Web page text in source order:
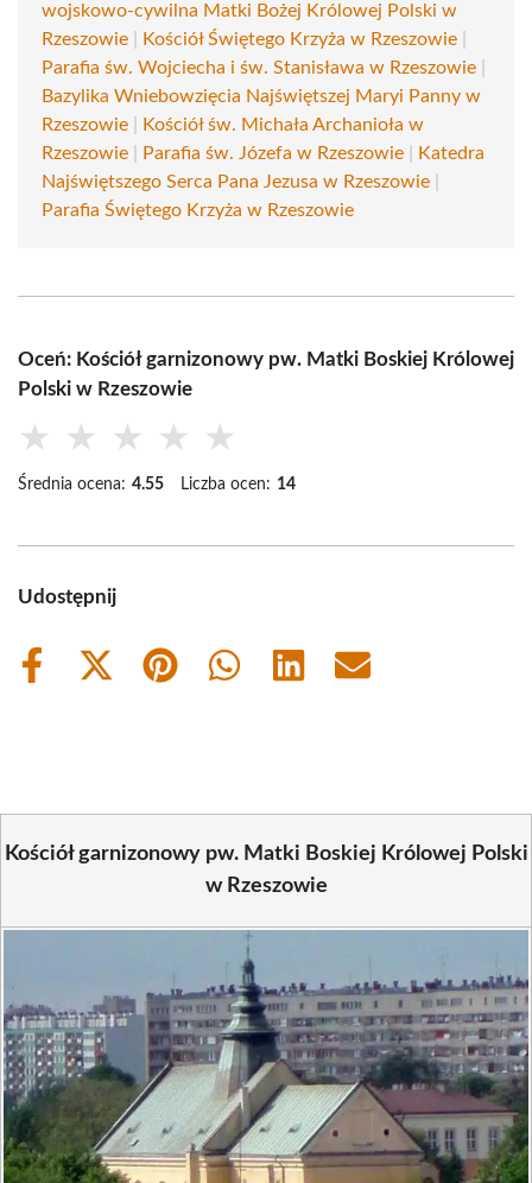
wojskowo-cywilna Matki Bożej Królowej Polski w
Rzeszowie
Kościół Świętego Krzyża w Rzeszowie
Parafia św. Wojciecha i św. Stanisława w Rzeszowie
Bazylika Wniebowzięcia Najświętszej Maryi Panny w
Rzeszowie
Kościół św. Michała Archanioła w
Rzeszowie
Parafia św. Józefa w Rzeszowie
Katedra
Najświętszego Serca Pana Jezusa w Rzeszowie
Parafia Świętego Krzyża w Rzeszowie
Oceń: Kościół garnizonowy pw. Matki Boskiej Królowej
Polski w Rzeszowie
★ ★ ★ ★ ★
Średnia ocena: 4.55 Liczba ocen: 14
Udostępnij
Share
Share
Share
Share
Share
Share
Kościół garnizonowy pw. Matki Boskiej Królowej Polski
w Rzeszowie